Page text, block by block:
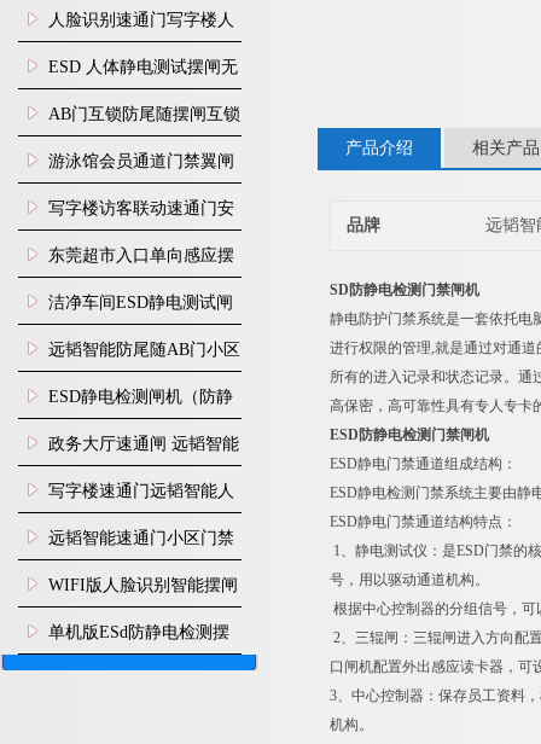
机入口人行通道门禁
人脸识别速通门写字楼人
行通道闸门禁设备
ESD 人体静电测试摆闸无
尘车间防静电闸机
AB门互锁防尾随摆闸互锁
闸机
游泳馆会员通道门禁翼闸
写字楼访客联动速通门安
装
东莞超市入口单向感应摆
闸安装
洁净车间ESD静电测试闸
机
远韬智能防尾随AB门小区
门禁闸机安装
​ESD静电检测闸机（防静
电门禁通道系统）
政务大厅速通闸 远韬智能
防尾随静音速通门
写字楼速通门远韬智能人
脸识别快速通道闸
远韬智能速通门小区门禁
闸机食堂消费摆闸
WIFI版人脸识别智能摆闸
机
单机版ESd防静电检测摆
闸机
产品介绍 相关产品
品牌 远韬智
SD防静电检测门禁闸机
静电防护门禁系统是一套依托电
进行权限的管理,就是通过对通
所有的进入记录和状态记录。
高保密，高可靠性具有专人专卡
ESD防静电检测门禁闸机
ESD静电门禁通道组成结构：
ESD静电检测门禁系统主要由静
ESD静电门禁通道结构特点：
1、静电测试仪：是ESD门禁的
号，用以驱动通道机构。
根据中心控制器的分组信号，
2、三辊闸：三辊闸进入方向配
口闸机配置外出感应读卡器，可
3、中心控制器：保存员工资料
机构。